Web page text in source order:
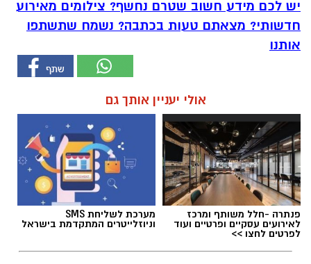
יש לכם מידע חשוב שטרם נחשף? צילומים מאירוע
חדשותי? מצאתם טעות בכתבה? נשמח שתשתפו
אותנו
אולי יעניין אותך גם
פנתרה -חלל משותף ומרכז
לאירועים עסקיים ופרטיים ועוד
לפרטים לחצו >>
מערכת לשליחת SMS
וניוזלייטרים המתקדמת בישראל